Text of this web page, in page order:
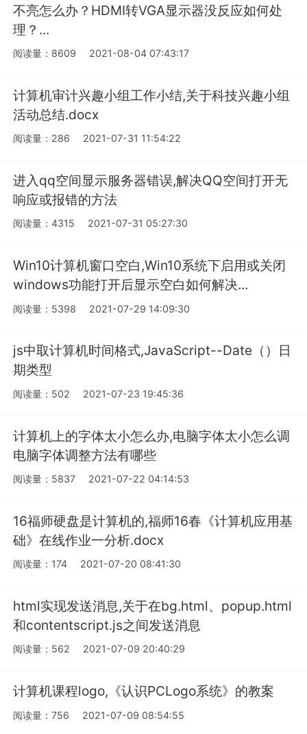
不亮怎么办？HDMI转VGA显示器没反应如何处
理？...
阅读量：8609 2021-08-04 07:43:17
计算机审计兴趣小组工作小结,关于科技兴趣小组
活动总结.docx
阅读量：286 2021-07-31 11:54:22
进入qq空间显示服务器错误,解决QQ空间打开无
响应或报错的方法
阅读量：4315 2021-07-31 05:27:30
Win10计算机窗口空白,Win10系统下启用或关闭
windows功能打开后显示空白如何解决...
阅读量：5398 2021-07-29 14:09:30
js中取计算机时间格式,JavaScript--Date（）日
期类型
阅读量：502 2021-07-23 19:45:36
计算机上的字体太小怎么办,电脑字体太小怎么调
电脑字体调整方法有哪些
阅读量：5837 2021-07-22 04:14:53
16福师硬盘是计算机的,福师16春《计算机应用基
础》在线作业一分析.docx
阅读量：174 2021-07-20 08:41:30
html实现发送消息,关于在bg.html、popup.html
和contentscript.js之间发送消息
阅读量：562 2021-07-09 20:40:29
计算机课程logo,《认识PCLogo系统》的教案
阅读量：756 2021-07-09 08:54:55